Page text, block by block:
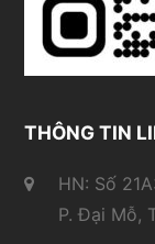
THÔNG TIN
HN: Số
P. Đại Mỗ,